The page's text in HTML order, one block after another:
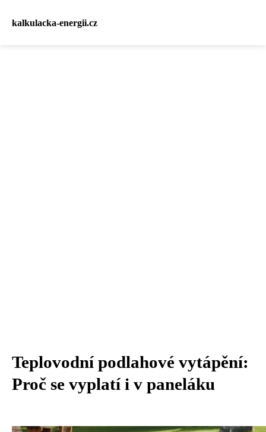
kalkulacka-energii.cz
Teplovodní podlahové vytápění:
Proč se vyplatí i v paneláku